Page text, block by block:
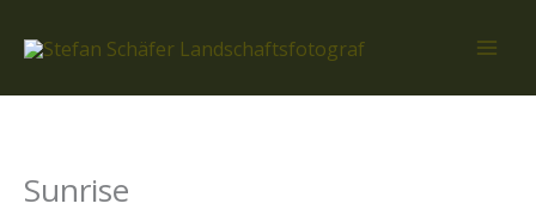
Inhalt
Sunrise